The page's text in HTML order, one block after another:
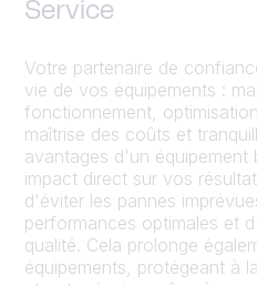
Service
Votre partenaire de
vie de vos équipements :
fonctionnement,
maîtrise des coûts et
avantages d'un équipement
impact direct sur vos
d'éviter les pannes
performances optimales et
qualité. Cela prolonge
équipements, protégeant à